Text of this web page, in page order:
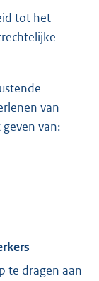
tot het
van
van:
te dragen aan